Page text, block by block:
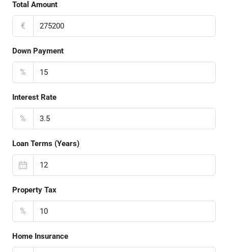
Total Amount
€
Down Payment
%
Interest Rate
%
Loan Terms (Years)
Property Tax
%
Home Insurance